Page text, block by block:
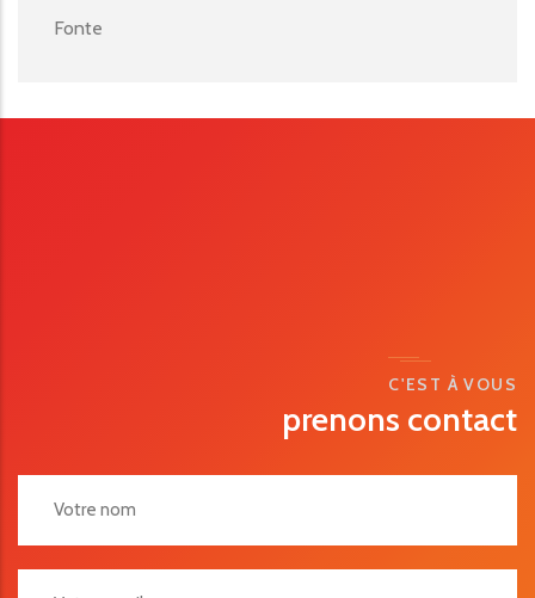
Fonte
C'EST À VOUS
prenons contact